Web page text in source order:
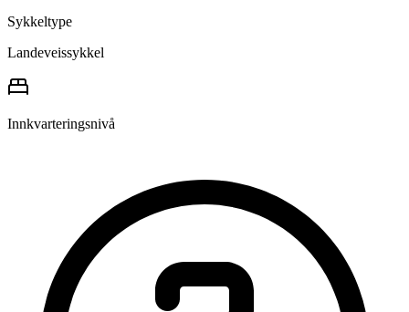
Sykkeltype
Landeveissykkel
Innkvarteringsnivå